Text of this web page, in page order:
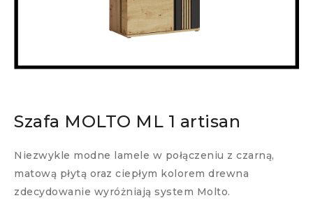
Szafa MOLTO ML 1 artisan
Niezwykle modne lamele w połączeniu z czarną,
matową płytą oraz ciepłym kolorem drewna
zdecydowanie wyróżniają system Molto.